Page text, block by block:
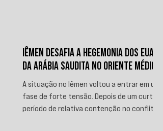
IÊMEN DESAFIA A HEGEMONIA DOS EUA E
DA ARÁBIA SAUDITA NO ORIENTE MÉDIO
A situação no Iêmen voltou a entrar em uma
fase de forte tensão. Depois de um curto
período de relativa contenção no conflito,